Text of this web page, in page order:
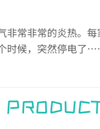
非常非常的炎热。
时候，突然停电了